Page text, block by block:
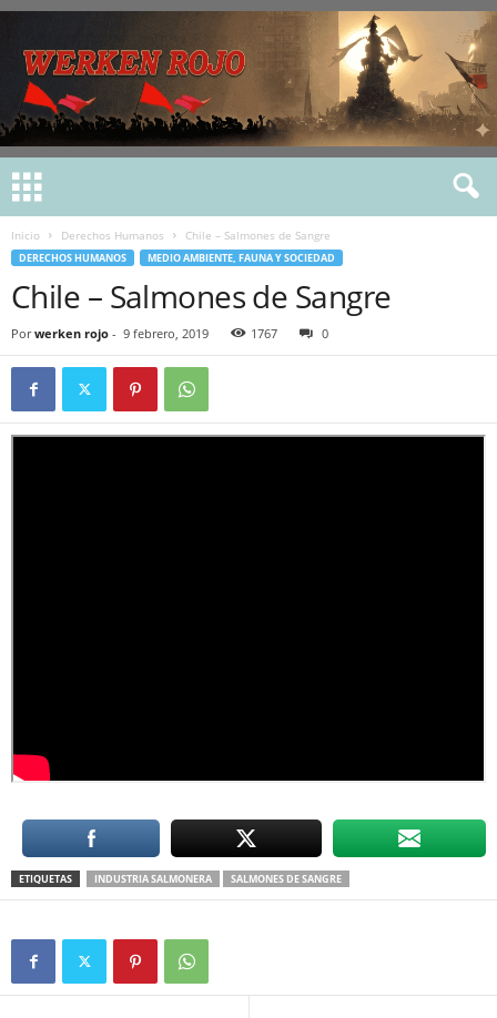
Inicio Derechos Humanos Chile – Salmones de Sangre
DERECHOS HUMANOS MEDIO AMBIENTE, FAUNA Y SOCIEDAD
Chile – Salmones de Sangre
Por werken rojo - 9 febrero, 2019 1767 0
ETIQUETAS INDUSTRIA SALMONERA SALMONES DE SANGRE